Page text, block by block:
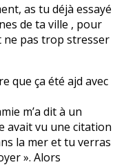
as tu déjà essayé
de ta ville , pour
ne pas trop stresser
que ça été ajd avec
m’a dit à un
avait vu une citation
la mer et tu verras
». Alors